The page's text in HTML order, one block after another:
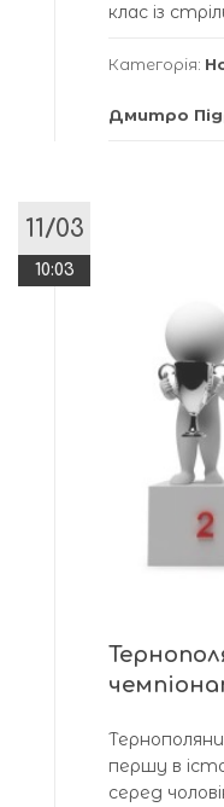
клас із
Категорія:
Дмитро
11/03
10:03
першу в
серед